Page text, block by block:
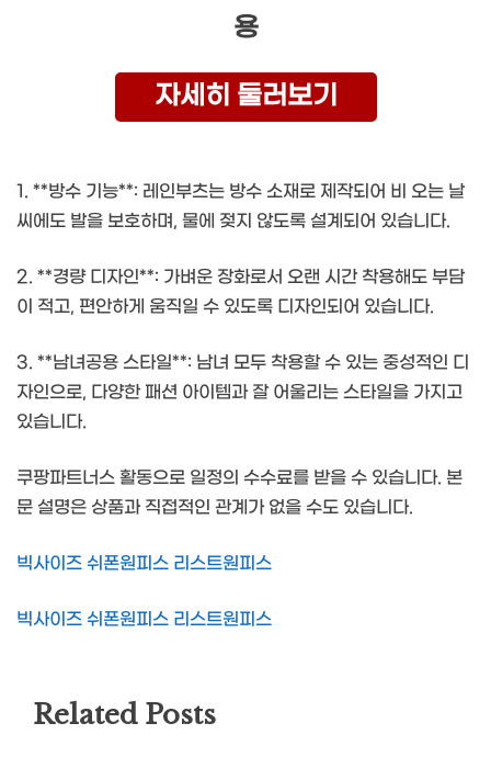
용
자세히 둘러보기
1. **방수 기능**: 레인부츠는 방수 소재로 제작되어 비 오는 날
씨에도 발을 보호하며, 물에 젖지 않도록 설계되어 있습니다.
2. **경량 디자인**: 가벼운 장화로서 오랜 시간 착용해도 부담
이 적고, 편안하게 움직일 수 있도록 디자인되어 있습니다.
3. **남녀공용 스타일**: 남녀 모두 착용할 수 있는 중성적인 디
자인으로, 다양한 패션 아이템과 잘 어울리는 스타일을 가지고
있습니다.
쿠팡파트너스 활동으로 일정의 수수료를 받을 수 있습니다. 본
문 설명은 상품과 직접적인 관계가 없을 수도 있습니다.
빅사이즈 쉬폰원피스 리스트원피스
빅사이즈 쉬폰원피스 리스트원피스
Related Posts